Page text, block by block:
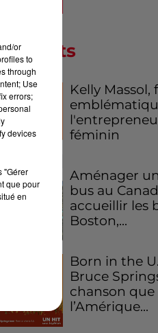
Kelly Massol,
féminin
Aménager
bus au
accueillir les
Boston,...
Born in the
Bruce
chanson que
l’Amérique...
or
to
through
Use
errors;
devices
"Gérer
que pour
en